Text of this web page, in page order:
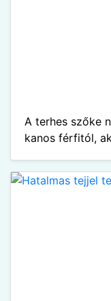
A terhes szőke
kanos férfitól,